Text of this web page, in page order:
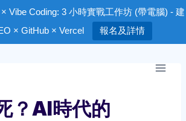
Vibe Coding: 3 小時實戰工作坊 (帶電腦) - 建
× GitHub × Vercel
報名及詳情
？AI時代的